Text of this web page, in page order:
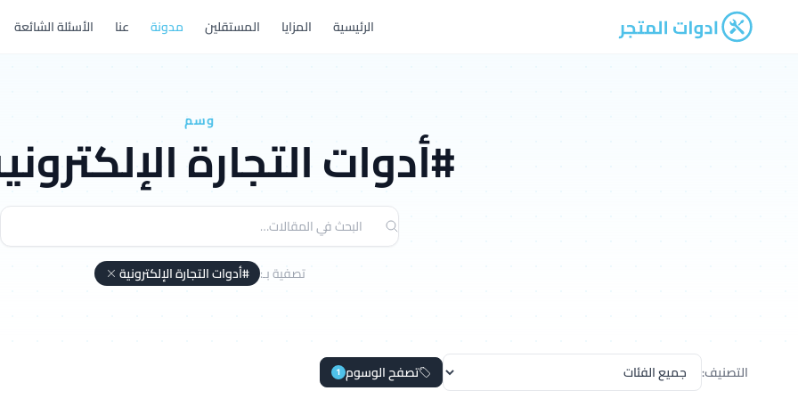
ادوات المتجر الرئيسية المزايا المستقلين مدونة عنا الأسئلة الشائعة
وسم
#أدوات التجارة
تصفية بـ: #أدوات التجارة الإلكترونية
التصنيف: تصفح الوسوم 1